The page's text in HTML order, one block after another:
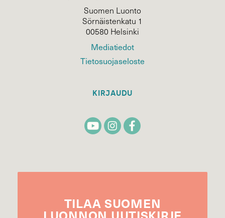
Suomen Luonto
Sörnäistenkatu 1
00580 Helsinki
Mediatiedot
Tietosuojaseloste
KIRJAUDU
TILAA SUOMEN